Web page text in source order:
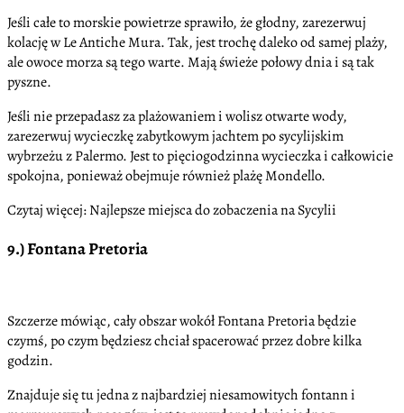
Jeśli całe to morskie powietrze sprawiło, że głodny, zarezerwuj
kolację w Le Antiche Mura. Tak, jest trochę daleko od samej plaży,
ale owoce morza są tego warte. Mają świeże połowy dnia i są tak
pyszne.
Jeśli nie przepadasz za plażowaniem i wolisz otwarte wody,
zarezerwuj wycieczkę zabytkowym jachtem po sycylijskim
wybrzeżu z Palermo. Jest to pięciogodzinna wycieczka i całkowicie
spokojna, ponieważ obejmuje również plażę Mondello.
Czytaj więcej: Najlepsze miejsca do zobaczenia na Sycylii
9.) Fontana Pretoria
Szczerze mówiąc, cały obszar wokół Fontana Pretoria będzie
czymś, po czym będziesz chciał spacerować przez dobre kilka
godzin.
Znajduje się tu jedna z najbardziej niesamowitych fontann i